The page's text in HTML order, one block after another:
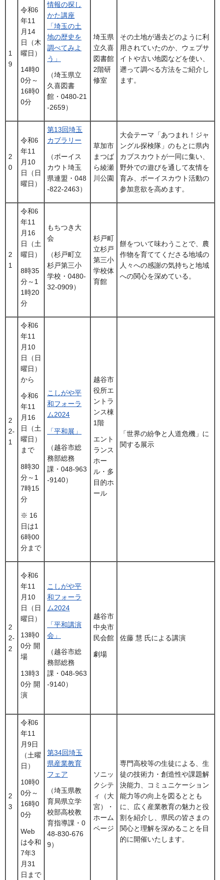
1
9
令和6
年11
月14
日（木
曜日）
14時0
0分～
16時0
0分
情報の探し
かた講座
「埼玉の土
地の歴史を
調べてみよ
う」
（埼玉県立
久喜図書
館・0480-21
-2659）
埼玉県
立久喜
図書館
2階研
修室
その土地が過去どのように利
用されていたのか、ウェブサ
イトや古い地図などを使い、
遡って調べる方法をご紹介し
ます。
2
0
令和6
年11
月10
日（日
曜日）
第13回埼玉
カブラリー
（ボーイス
カウト埼玉
県連盟・048
-822-2463）
草加市
まつば
ら綾瀬
川公園
大会テーマ「あつまれ！ジャ
ングル探検隊」のもとに県内
カブスカウトが一同に集い、
野外での遊びを通して友情を
育み、ボーイスカウト活動の
参加意欲を高めます。
2
1
令和6
年11
月16
日（土
曜日）
8時35
分～1
1時20
分
もちつき大
会
（杉戸町立
杉戸第三小
学校・0480-
32-0909）
杉戸町
立杉戸
第三小
学校体
育館
餅をついて味わうことで、農
作物を育ててくださる地域の
人々への感謝の気持ちと地域
への関心を深めている。
2
2-
1
令和6
年11
月10
日（日
曜日）
から
令和6
年11
月16
日（土
曜日）
まで
8時30
分～1
7時15
分
※ 16
日は1
6時00
分まで
こしがや平
和フォーラ
ム2024
「平和展」
（越谷市総
務部総務
課・048-963
-9140）
越谷市
役所エ
ントラ
ンス棟
1階
エント
ランス
ホー
ル・多
目的ホ
ール
「世界の紛争と人道危機」に
関する展示
2
2-
2
令和6
年11
月10
日（日
曜日）
13時0
0分 開
場
13時3
0分 開
演
こしがや平
和フォーラ
ム2024
「平和講演
会」
（越谷市総
務部総務
課・048-963
-9140）
越谷市
中央市
民会館
劇場
佐藤 慧 氏による講演
2
3
令和6
年11
月9日
（土曜
日）
10時0
0分～
16時0
0分
Web
は令和
7年3
月31
日まで
第34回埼玉
県産業教育
フェア
（埼玉県教
育局県立学
校部高校教
育指導課・0
48-830-676
9）
ソニッ
クシテ
ィ（大
宮）・
ホーム
ページ
専門高校等の生徒による、生
徒の技術力・創造性や課題解
決能力、コミュニケーション
能力等の向上を図るととも
に、広く産業教育の魅力と役
割を紹介し、県民の皆さまの
関心と理解を深めることを目
的に開催いたします。